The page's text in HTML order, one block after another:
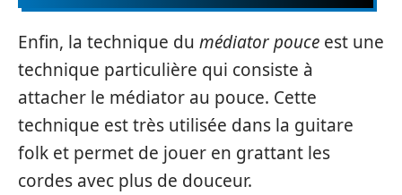
Enfin, la technique du médiator pouce est une
technique particulière qui consiste à
attacher le médiator au pouce. Cette
technique est très utilisée dans la guitare
folk et permet de jouer en grattant les
cordes avec plus de douceur.